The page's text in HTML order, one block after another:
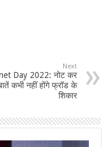
Next
Day 2022: नोट कर
कभी नहीं होंगे फ्रॉड के
शिकार